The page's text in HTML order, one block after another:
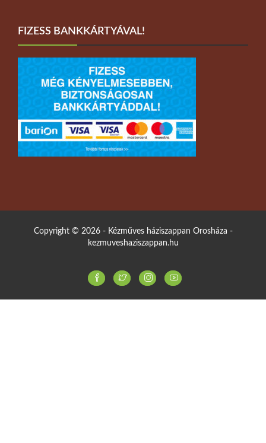
FIZESS BANKKÁRTYÁVAL!
Copyright © 2026 - Kézműves háziszappan Orosháza -
kezmuveshaziszappan.hu